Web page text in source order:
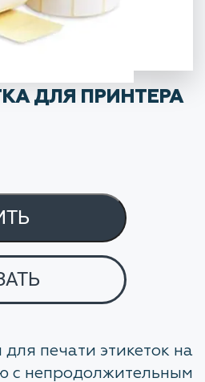
ДЛЯ ПРИНТЕРА
печати этикеток на
с непродолжительным